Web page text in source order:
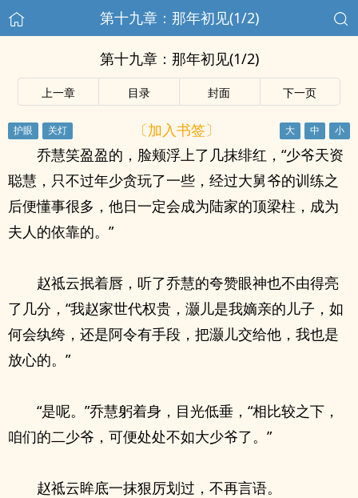
第十九章：那年初见(1/2)
第十九章：那年初见(1/2)
上一章 目录 封面 下一页
〔加入书签〕
乔慧笑盈盈的，脸颊浮上了几抹绯红，“少爷天资
聪慧，只不过年少贪玩了一些，经过大舅爷的训练之
后便懂事很多，他日一定会成为陆家的顶梁柱，成为
夫人的依靠的。”
赵祗云抿着唇，听了乔慧的夸赞眼神也不由得亮
了几分，“我赵家世代权贵，灏儿是我嫡亲的儿子，如
何会纨绔，还是阿令有手段，把灏儿交给他，我也是
放心的。”
“是呢。”乔慧躬着身，目光低垂，“相比较之下，
咱们的二少爷，可便处处不如大少爷了。”
赵祗云眸底一抹狠厉划过，不再言语。